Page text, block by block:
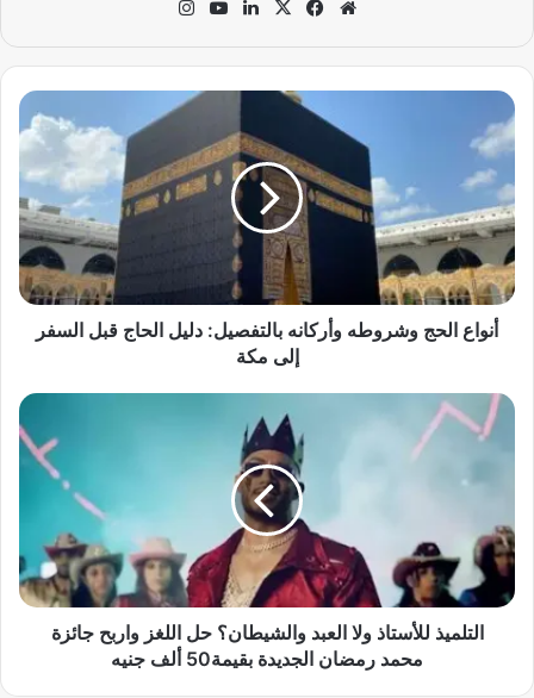
موق
الوي
ب
في
وك
‫X
لينك
‫Yo
ub
e
ام
أ
ن
و
ع
ا
ل
ح
ج
و
ر
ك
ن
أنواع الحج وشروطه وأركانه بالتفصيل: دليل الحاج قبل السفر
إلى مكة
ا
ي
ذ
ل
التلميذ للأستاذ ولا العبد والشيطان؟ حل اللغز واربح جائزة
محمد رمضان الجديدة بقيمة50 ألف جنيه